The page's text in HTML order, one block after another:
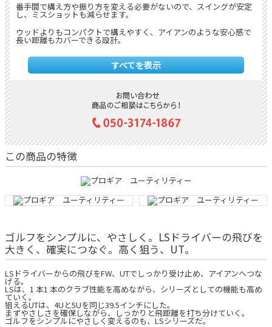
番手間で構え方や振り方を変える必要がないので、スイングが安定
し、ミスショットも減らせます。
ウッドよりもコンパクトで構えやすく、アイアンのような安心感で
長い距離もカバーできる設計。
距離のバラつきを抑えたい方や、アイアンに苦手意識のある方にも
おすすめです。 すべてを表示
この商品の特徴
ゴルフをシンプルに、やさしく。LSドライバーの飛びを
大きく、確実につなぐ。高く狙う、UT。
LSドライバーからの飛びをFW、UTでしっかり受け止め、アイアンへつな
げる。
LSは、1 本1 本のクラブ性能を高めながら、シリーズとしての機能も高め
ていく。
狙えるUTは、4Uと5Uを同じ39.5インチにした。
まずやさしさを確保しながら、しっかりと飛距離を打ち分けていく。
ゴルフをシンプルにやさしく変えるのも、LSシリーズだ。